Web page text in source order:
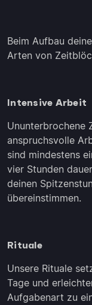
Beim Aufbau
Arten von
Intensive Arbeit
Ununterbrochene
anspruchsvolle
sind mindestens
vier Stunden
deinen
übereinstimmen.
Rituale
Unsere Rituale
Tage und
Aufgabenart zu